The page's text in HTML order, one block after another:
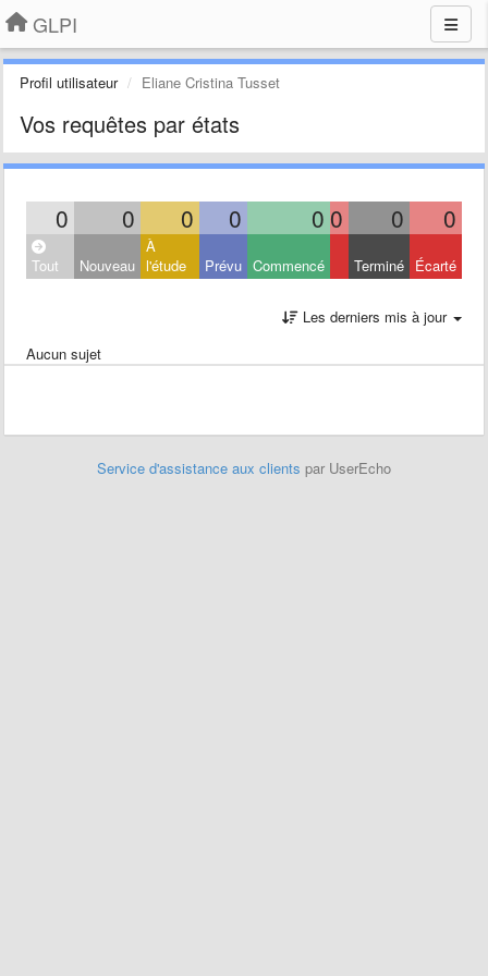
GLPI
Profil utilisateur Eliane Cristina Tusset
Vos requêtes par états
0 0 0 0 0 0 0 0
Tout Nouveau
À
l'étude
Prévu Commencé Terminé Écarté
Les derniers mis à jour
Aucun sujet
Service d'assistance aux clients par UserEcho